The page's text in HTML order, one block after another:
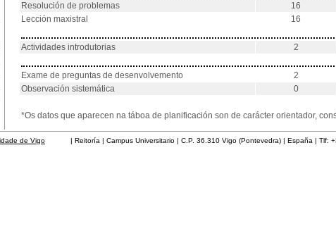
Resolución de problemas 16
Lección maxistral
16
Actividades introdutorias 2
Exame de preguntas de desenvolvemento 2
Observación sistemática
0
*Os datos que aparecen na táboa de planificación son de carácter orientador,
de Vigo | Reitoría | Campus Universitario | C.P. 36.310 Vigo (Pontevedra) | España | Tlf: